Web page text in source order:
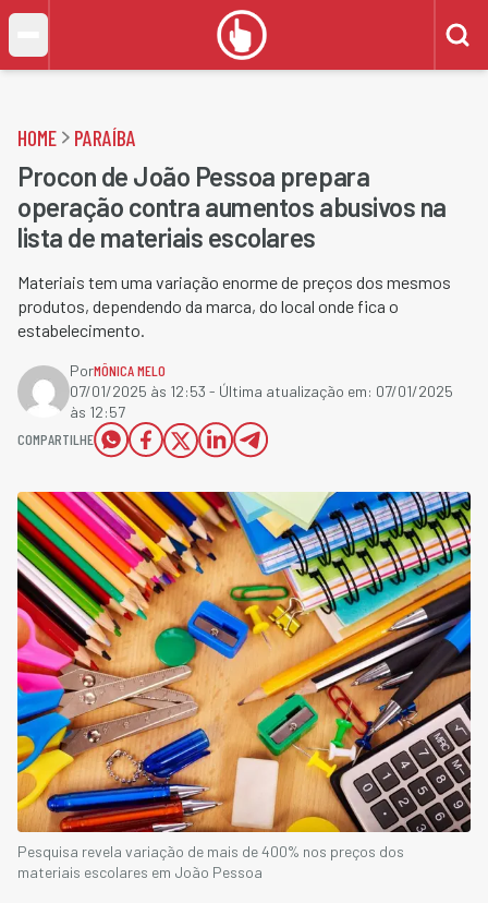
HOME PARAÍBA
Procon de João Pessoa prepara
operação contra aumentos abusivos na
lista de materiais escolares
Materiais tem uma variação enorme de preços dos mesmos
produtos, dependendo da marca, do local onde fica o
estabelecimento.
PorMÔNICA MELO
07/01/2025 às 12:53 - Última atualização em: 07/01/2025
às 12:57
COMPARTILHE
Pesquisa revela variação de mais de 400% nos preços dos
materiais escolares em João Pessoa